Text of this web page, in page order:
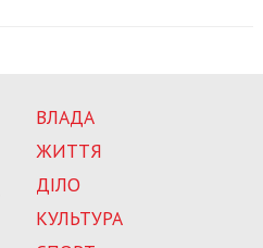
ВЛАДА
ЖИТТЯ
ДІЛО
КУЛЬТУРА